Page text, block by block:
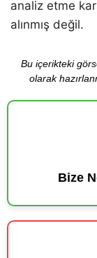
analiz etme
alınmış değil.
Bu içerikteki
olarak
Bize